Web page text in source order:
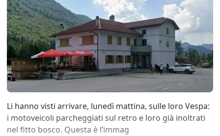
Li hanno visti arrivare, lunedì mattina, sulle loro Vespa:
i motoveicoli parcheggiati sul retro e loro già inoltrati
nel fitto bosco. Questa è l’immag